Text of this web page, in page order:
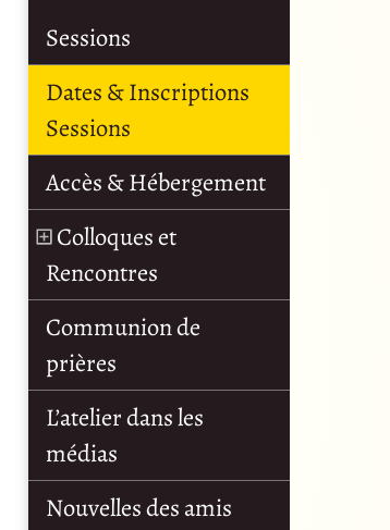
Sessions
Dates & Inscriptions
Sessions
Accès & Hébergement
Colloques et
Rencontres
Communion de
prières
L’atelier dans les
médias
Nouvelles des amis